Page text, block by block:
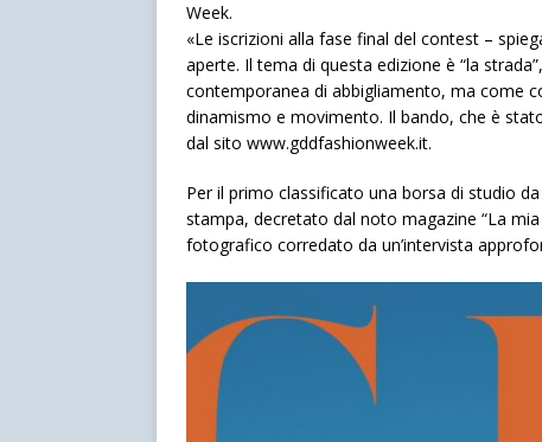
Week.
«Le iscrizioni alla fase final del contest –
aperte. Il tema di questa edizione è “la
contemporanea di abbigliamento, ma come
dinamismo e movimento. Il bando, che è
dal sito www.gddfashionweek.it.
Per il primo classificato una borsa di studio
stampa, decretato dal noto magazine “La
fotografico corredato da un’intervista